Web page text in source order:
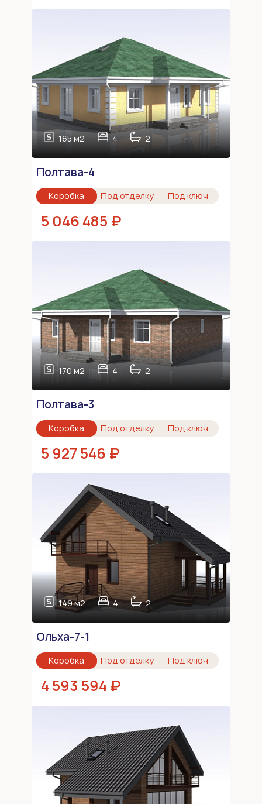
165 м2 4 2
Полтава-4
Коробка Под отделку Под ключ
5 046 485 ₽
170 м2 4 2
Полтава-3
Коробка Под отделку Под ключ
5 927 546 ₽
149 м2 4 2
Ольха-7-1
Коробка Под отделку Под ключ
4 593 594 ₽